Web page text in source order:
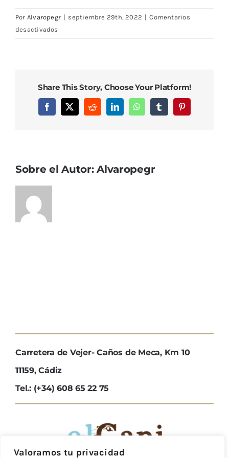
Valoramos tu privacidad
Por Alvaropegr | septiembre 29th, 2022 | Comentarios
desactivados
Share This Story, Choose Your Platform!
Facebook
X RedditLinkedInWhatsAppTumblrPinterest
Sobre el Autor:Alvaropegr
Carretera de Vejer- Caños de Meca, Km 10
11159, Cádiz
Tel.: (+34) 608 65 22 75